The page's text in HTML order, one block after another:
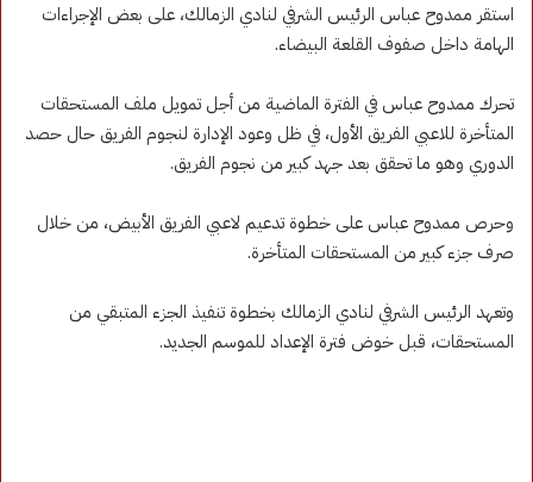
استقر ممدوح عباس الرئيس الشرفي لنادي الزمالك، على بعض الإجراءات
الهامة داخل صفوف القلعة البيضاء.
تحرك ممدوح عباس في الفترة الماضية من أجل تمويل ملف المستحقات
المتأخرة للاعبي الفريق الأول، في ظل وعود الإدارة لنجوم الفريق حال حصد
الدوري وهو ما تحقق بعد جهد كبير من نجوم الفريق.
وحرص ممدوح عباس على خطوة تدعيم لاعبي الفريق الأبيض، من خلال
صرف جزء كبير من المستحقات المتأخرة.
وتعهد الرئيس الشرفي لنادي الزمالك بخطوة تنفيذ الجزء المتبقي من
المستحقات، قبل خوض فترة الإعداد للموسم الجديد.